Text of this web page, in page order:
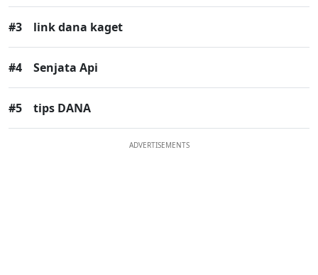
#3 link dana kaget
#4 Senjata Api
#5 tips DANA
ADVERTISEMENTS